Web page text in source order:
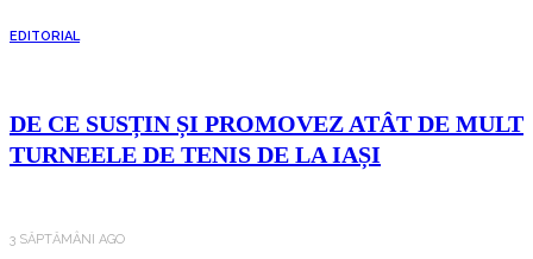
EDITORIAL
DE CE SUSȚIN ȘI PROMOVEZ ATÂT DE MULT
TURNEELE DE TENIS DE LA IAȘI
3 SĂPTĂMÂNI AGO